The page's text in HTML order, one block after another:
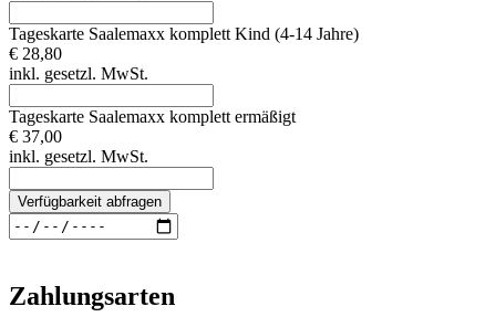
Tageskarte Saalemaxx komplett Kind (4-14 Jahre)
€ 28,80
inkl. gesetzl. MwSt.
Tageskarte Saalemaxx komplett ermäßigt
€ 37,00
inkl. gesetzl. MwSt.
Verfügbarkeit abfragen
Zahlungsarten